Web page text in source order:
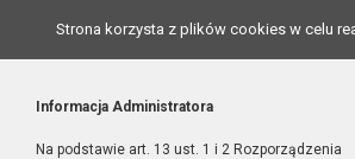
Strona korzysta z plików cookies w celu
Informacja Administratora
Na podstawie art. 13 ust. 1 i 2 Rozporządzenia